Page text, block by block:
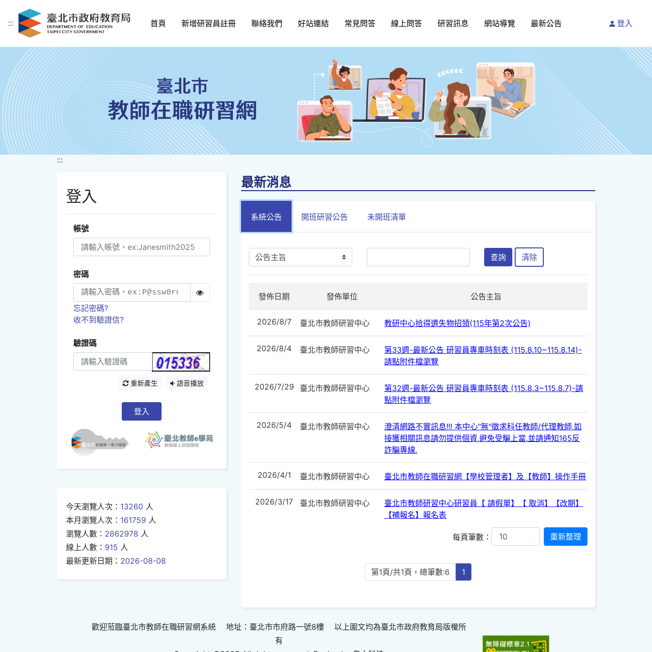
跳到主要內容
::: 首頁 新增研習員註冊 聯絡我們 好站連結 常見問答 線上問答 研習訊息 網站導覽 最新公告 登入
:::
登入
帳號
密碼
忘記密碼?
收不到驗證信?
驗證碼
重新產生 語音播放
登入
今天瀏覽人次： 13260 人
本月瀏覽人次： 161759 人
瀏覽人數： 2862978 人
線上人數： 915 人
最新更新日期： 2026-08-08
最新消息
系統公告 開班研習公告 未開班清單
查詢 清除
發佈日期 發佈單位 公告主旨
2026/8/7 臺北市教師研習中心 教研中心拾得遺失物招領(115年第2次公告)
2026/8/4 臺北市教師研習中心
第33週-最新公告 研習員專車時刻表 (115.8.10~115.8.14)-
請點附件檔瀏覽
2026/7/29 臺北市教師研習中心
第32週-最新公告 研習員專車時刻表 (115.8.3~115.8.7)-請
點附件檔瀏覽
2026/5/4 臺北市教師研習中心
澄清網路不實訊息!!! 本中心"無"徵求科任教師/代理教師,如
接獲相關訊息請勿提供個資,避免受騙上當.並請通知165反
詐騙專線.
2026/4/1 臺北市教師研習中心 臺北市教師在職研習網【學校管理者】及【教師】操作手冊
2026/3/17 臺北市教師研習中心
臺北市教師研習中心研習員【 請假單】【 取消】【改期】
【補報名】報名表
每頁筆數：
第1頁/共1頁，總筆數:6 1
歡迎蒞臨臺北市教師在職研習網系統 地址：臺北市市府路一號8樓 以上圖文均為臺北市政府教育局版權所
有